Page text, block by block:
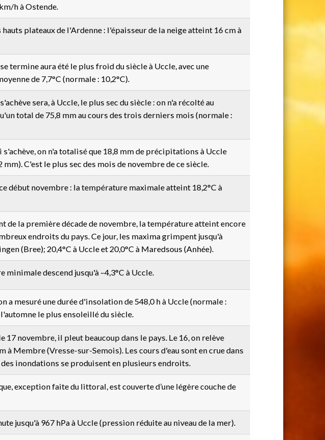
h à Ostende.
hauts plateaux de l'Ardenne : l'épaisseur de la neige atteint 16 cm à
termine aura été le plus froid du siècle à Uccle, avec une
de 7,7°C (normale : 10,2°C).
sera, à Uccle, le plus sec du siècle : on n'a récolté au
total de 75,8 mm au cours des trois derniers mois (normale :
s'achève, on n'a totalisé que 18,8 mm de précipitations à Uccle
mm). C'est le plus sec des mois de novembre de ce siècle.
début novembre : la température maximale atteint 18,2°C à
de la première décade de novembre, la température atteint encore
endroits du pays. Ce jour, les maxima grimpent jusqu'à
(Bree); 20,4°C à Uccle et 20,0°C à Maredsous (Anhée).
minimale descend jusqu'à –4,3°C à Uccle.
a mesuré une durée d'insolation de 548,0 h à Uccle (normale :
le plus ensoleillé du siècle.
17 novembre, il pleut beaucoup dans le pays. Le 16, on relève
à Membre (Vresse-sur-Semois). Les cours d'eau sont en crue dans
inondations se produisent en plusieurs endroits.
exception faite du littoral, est couverte d’une légère couche de
jusqu'à 967 hPa à Uccle (pression réduite au niveau de la mer).